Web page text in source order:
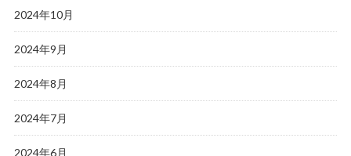
2024年10月
2024年9月
2024年8月
2024年7月
2024年6月